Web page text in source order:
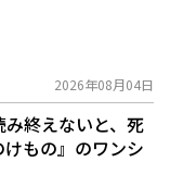
2026年08月04日
み終えないと、死
けもの』のワンシ